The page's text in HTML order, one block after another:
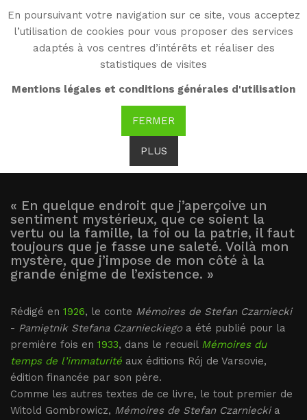
En poursuivant votre navigation sur ce site, vous acceptez
l’utilisation de cookies pour vous proposer des services
adaptés à vos centres d’intérêts et réaliser des
statistiques de visites
Mentions légales et conditions générales d'utilisation
FERMER
PLUS
WG
Witold Gombrowicz
Mémoires de Stefan
Pamiętnik Stefana Czarnieckiego
« En quelque endroit que j’aperçoive un
sentiment mystérieux, que ce soient la
vertu ou la famille, la foi ou la patrie, il faut
toujours que je fasse une saleté. Voilà mon
mystère, que j’impose de mon côté à la
grande énigme de l’existence. »
Rédigé en 1926, le conte Mémoires de Stefan Czarniecki
- Pamiętnik Stefana Czarnieckiego a été publié pour la
première fois en 1933, dans le recueil Mémoires du
temps de l’immaturité aux éditions Rój de Varsovie,
édition financée par son père.
Comme les autres textes de ce livre, le tout premier de
Witold Gombrowicz, Mémoires de Stefan Czarnieckia